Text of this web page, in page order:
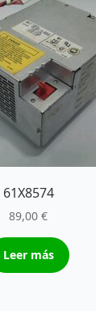
61X8574
89,00€
Leer más